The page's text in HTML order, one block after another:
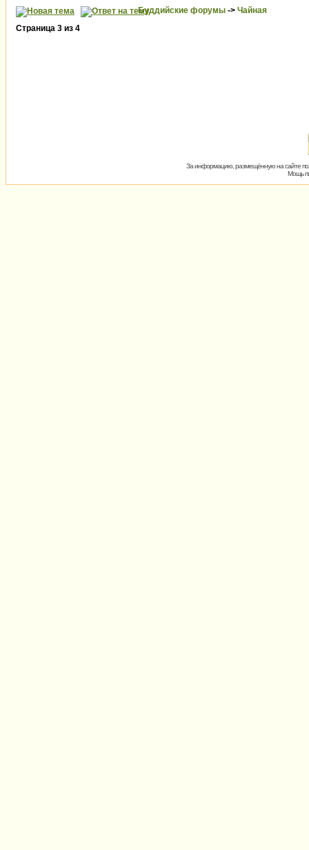
Буддийские форумы -> Чайная
Страница 3 из 4
За информацию, размещённую на сайте
Мощь